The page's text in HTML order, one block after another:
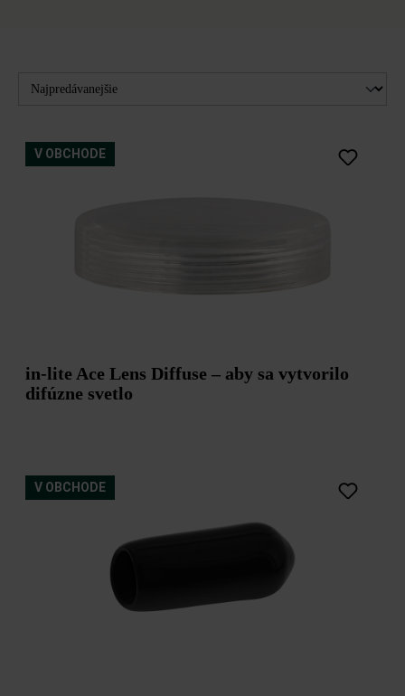
V OBCHODE
in-lite Ace Lens Diffuse – aby sa vytvorilo
difúzne svetlo
V OBCHODE